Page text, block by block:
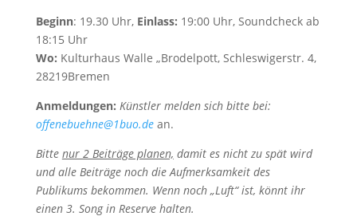
Beginn: 19.30 Uhr, Einlass: 19:00 Uhr, Soundcheck ab
18:15 Uhr
Wo: Kulturhaus Walle „Brodelpott, Schleswigerstr. 4,
28219Bremen
Anmeldungen: Künstler melden sich bitte bei:
offenebuehne@1buo.de an.
Bitte nur 2 Beiträge planen, damit es nicht zu spät wird
und alle Beiträge noch die Aufmerksamkeit des
Publikums bekommen. Wenn noch „Luft“ ist, könnt ihr
einen 3. Song in Reserve halten.